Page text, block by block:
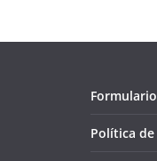
Política